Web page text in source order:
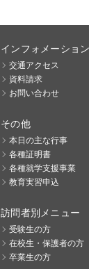
インフォメーション
交通アクセス
資料請求
お問い合わせ
その他
本日の主な行事
各種証明書
各種就学支援事業
教育実習申込
訪問者別メニュー
受験生の方
在校生・保護者の方
卒業生の方